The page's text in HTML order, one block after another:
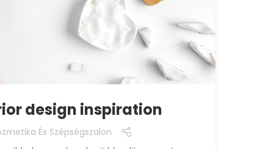
design inspiration
És Szépségszalon